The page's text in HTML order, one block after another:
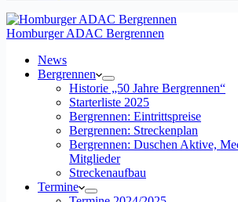
Homburger ADAC Bergrennen
News
Bergrennen
Historie „50 Jahre Bergrennen“
Starterliste 2025
Bergrennen: Eintrittspreise
Bergrennen: Streckenplan
Bergrennen: Duschen Aktive,
Mitglieder
Streckenaufbau
Termine